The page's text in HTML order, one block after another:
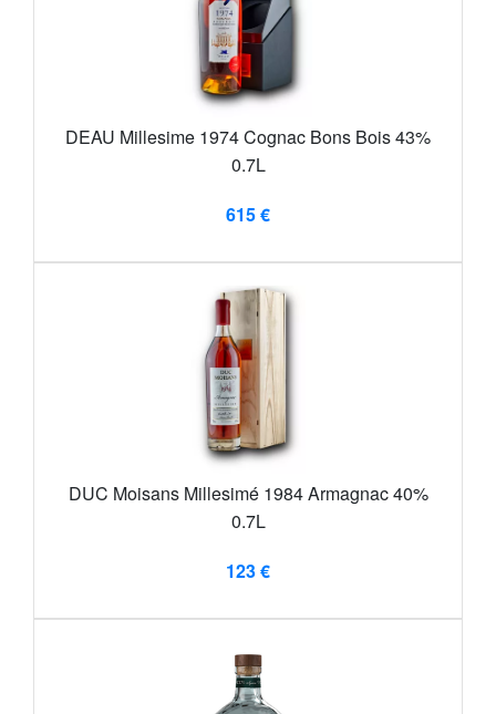
DEAU Millesime 1974 Cognac Bons Bois 43%
0.7L
615 €
DUC Moisans Millesimé 1984 Armagnac 40%
0.7L
123 €